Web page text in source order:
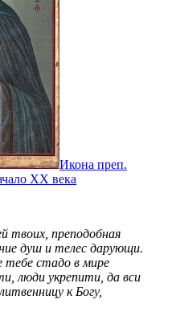
Икона преп.
XX века
твоих, преподобная
душ и телес дарующи.
тебе стадо в мире
люди укрепити, да вси
к Богу,